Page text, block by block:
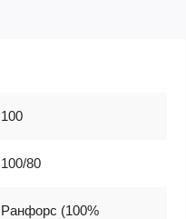
100
100/80
Ранфорс (100%